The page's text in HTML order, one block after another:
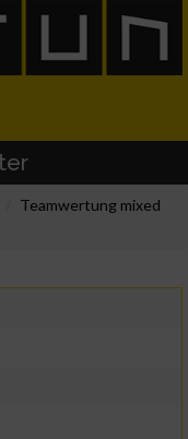
Teamwertung mixed